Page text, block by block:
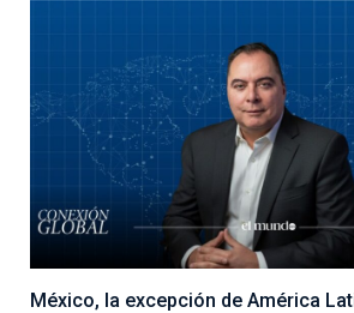
México, la excepción de América